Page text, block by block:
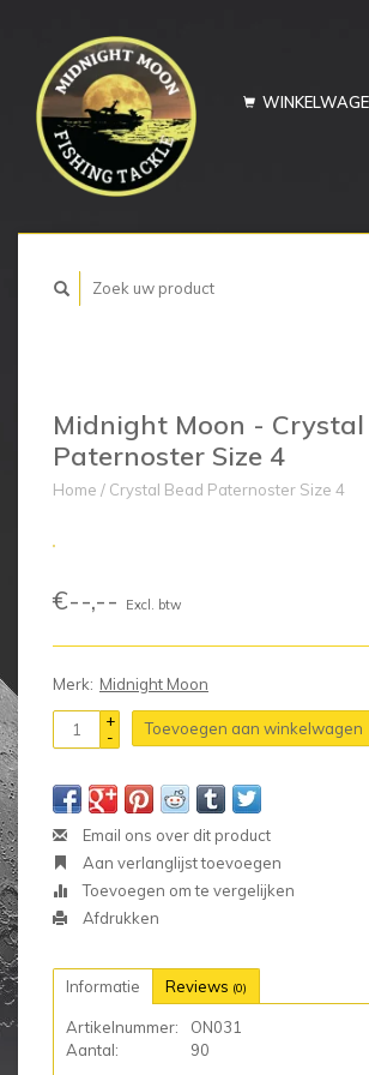
Midnight Moon - Crystal
Paternoster Size 4
Home / Crystal Bead Paternoster Size 4
€--,-- Excl. btw
Merk: Midnight Moon
+
-
Toevoegen aan winkelwagen
Email ons over dit product
Aan verlanglijst toevoegen
Toevoegen om te vergelijken
Afdrukken
Informatie Reviews (0)
Artikelnummer:
ON031
Aantal:
90